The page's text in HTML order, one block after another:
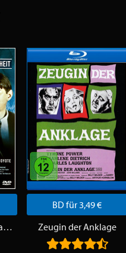
Verhängnisvolle Vergangenheit
BD für 3,49 €
Zeugin der Anklage